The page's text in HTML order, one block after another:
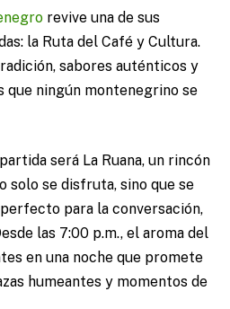
revive una de sus
la Ruta del Café y Cultura.
sabores auténticos y
que ningún montenegrino se
será La Ruana, un rincón
solo se disfruta, sino que se
para la conversación,
las 7:00 p.m., el aroma del
en una noche que promete
humeantes y momentos de